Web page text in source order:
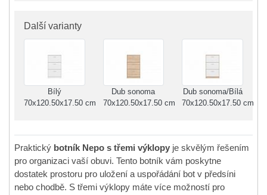
Další varianty
Bílý
70x120.50x17.50 cm
Dub sonoma
70x120.50x17.50 cm
Dub sonoma/Bílá
70x120.50x17.50 cm
Praktický botník Nepo s třemi výklopy je skvělým řešením
pro organizaci vaší obuvi. Tento botník vám poskytne
dostatek prostoru pro uložení a uspořádání bot v předsíni
nebo chodbě. S třemi výklopy máte více možností pro